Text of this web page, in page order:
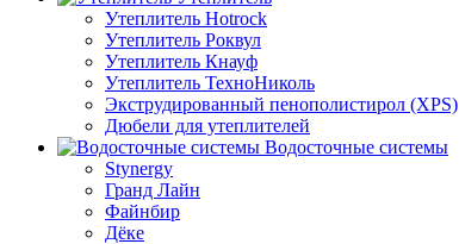
Утеплитель Hotrock
Утеплитель Роквул
Утеплитель Кнауф
Утеплитель ТехноНиколь
Экструдированный пенополистирол (XPS)
Дюбели для утеплителей
Водосточные системы
Stynergy
Гранд Лайн
Файнбир
Дёке